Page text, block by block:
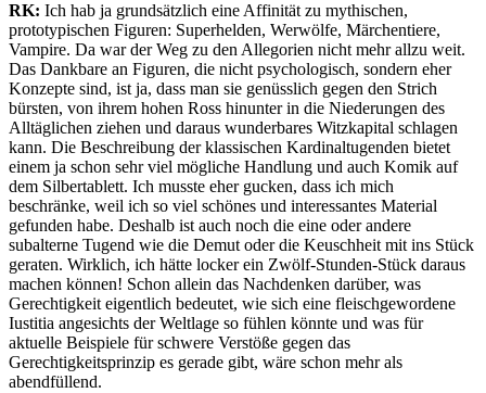
RK: Ich hab ja grundsätzlich eine Affinität zu mythischen,
prototypischen Figuren: Superhelden, Werwölfe, Märchentiere,
Vampire. Da war der Weg zu den Allegorien nicht mehr allzu weit.
Das Dankbare an Figuren, die nicht psychologisch, sondern eher
Konzepte sind, ist ja, dass man sie genüsslich gegen den Strich
bürsten, von ihrem hohen Ross hinunter in die Niederungen des
Alltäglichen ziehen und daraus wunderbares Witzkapital schlagen
kann. Die Beschreibung der klassischen Kardinaltugenden bietet
einem ja schon sehr viel mögliche Handlung und auch Komik auf
dem Silbertablett. Ich musste eher gucken, dass ich mich
beschränke, weil ich so viel schönes und interessantes Material
gefunden habe. Deshalb ist auch noch die eine oder andere
subalterne Tugend wie die Demut oder die Keuschheit mit ins Stück
geraten. Wirklich, ich hätte locker ein Zwölf-Stunden-Stück daraus
machen können! Schon allein das Nachdenken darüber, was
Gerechtigkeit eigentlich bedeutet, wie sich eine fleischgewordene
Iustitia angesichts der Weltlage so fühlen könnte und was für
aktuelle Beispiele für schwere Verstöße gegen das
Gerechtigkeitsprinzip es gerade gibt, wäre schon mehr als
abendfüllend.